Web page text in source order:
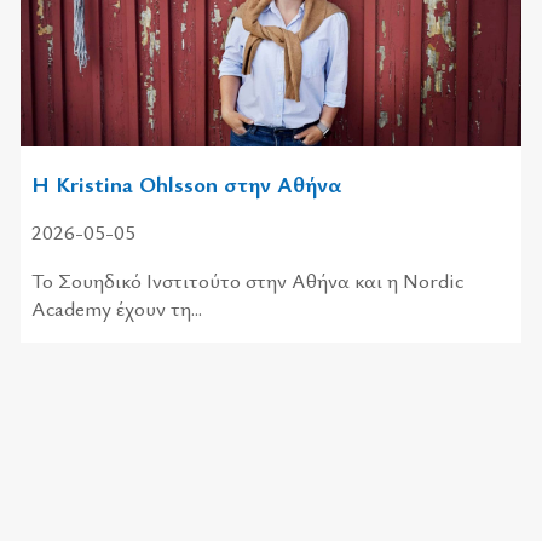
Η Kristina Ohlsson στην Αθήνα
2026-05-05
Το Σουηδικό Ινστιτούτο στην Αθήνα και η Nordic
Academy έχουν τη...